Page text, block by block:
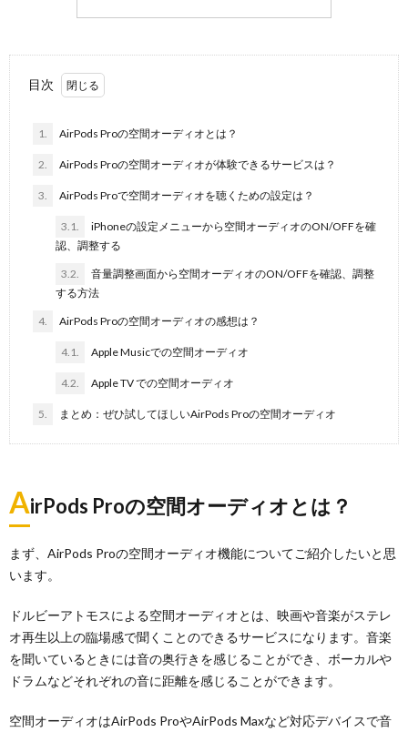
目次
1. AirPods Proの空間オーディオとは？
2. AirPods Proの空間オーディオが体験できるサービスは？
3. AirPods Proで空間オーディオを聴くための設定は？
3.1.
iPhoneの設定メニューから空間オーディオのON/OFFを確
認、調整する
3.2.
音量調整画面から空間オーディオのON/OFFを確認、調整
する方法
4. AirPods Proの空間オーディオの感想は？
4.1. Apple Musicでの空間オーディオ
4.2. Apple TV での空間オーディオ
5. まとめ：ぜひ試してほしいAirPods Proの空間オーディオ
AirPods Proの空間オーディオとは？
まず、AirPods Proの空間オーディオ機能についてご紹介したいと思
います。
ドルビーアトモスによる空間オーディオとは、映画や音楽がステレ
オ再生以上の臨場感で聞くことのできるサービスになります。音楽
を聞いているときには音の奥行きを感じることができ、ボーカルや
ドラムなどそれぞれの音に距離を感じることができます。
空間オーディオはAirPods ProやAirPods Maxなど対応デバイスで音